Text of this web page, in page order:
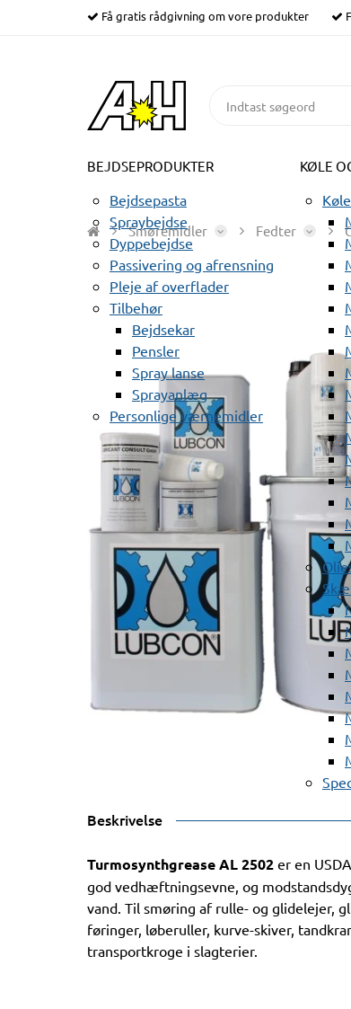
Få gratis rådgivning om vore produkter
BEJDSEPRODUKTER
Bejdsepasta
Spraybejdse
Dyppebejdse
Passivering og afrensning
Pleje af overflader
Tilbehør
Bejdsekar
Pensler
Spray lanse
Sprayanlæg
Personlige værnemidler
KØLE
Smøremidler Fedter
Beskrivelse
Turmosynthgrease AL 2502 er en
god vedhæftningsevne, og
vand. Til smøring af rulle- og glidelejer,
føringer, løberuller, kurve-skiver,
transportkroge i slagterier.